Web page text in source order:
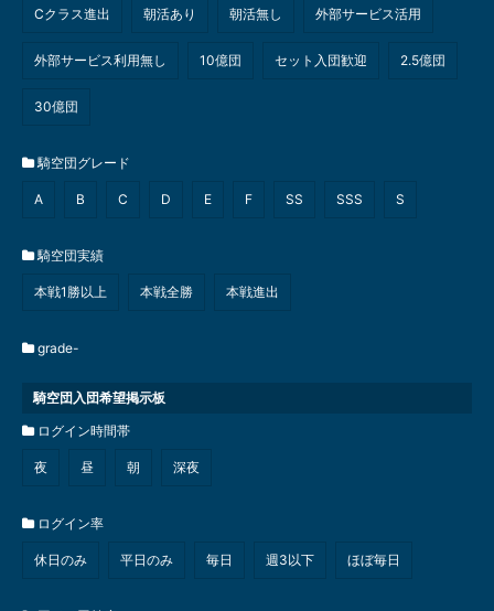
Cクラス進出 朝活あり 朝活無し 外部サービス活用
外部サービス利用無し 10億団 セット入団歓迎 2.5億団
30億団
騎空団グレード
A B C D E F SS SSS S
騎空団実績
本戦1勝以上 本戦全勝 本戦進出
grade-
騎空団入団希望掲示板
ログイン時間帯
夜 昼 朝 深夜
ログイン率
休日のみ 平日のみ 毎日 週3以下 ほぼ毎日